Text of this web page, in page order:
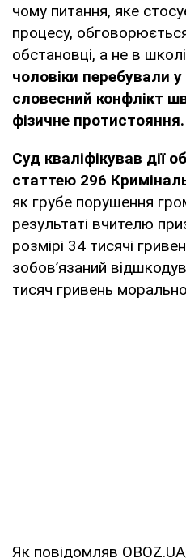
чому питання, яке
процесу,
обстановці, а не в
чоловіки перебували у
словесний конфлікт
фізичне протистояння.
Суд кваліфікував дії
статтею 296
як грубе порушення
результаті вчителю
розмірі 34 тисячі
зобов’язаний
тисяч гривень
Як повідомляв